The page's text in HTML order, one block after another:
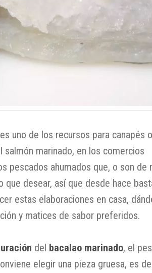
es uno de los recursos para canapés
salmón marinado, en los comercios
pescados ahumados que, o son de
que desear, así que desde hace
estas elaboraciones en casa,
y matices de sabor preferidos.
del bacalao marinado, el
elegir una pieza gruesa, es